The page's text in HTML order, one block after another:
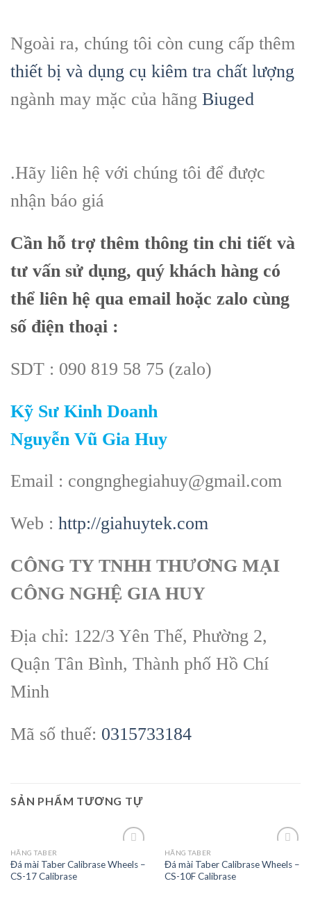
Ngoài ra, chúng tôi còn cung cấp thêm
thiết bị và dụng cụ kiêm tra chất lượng
ngành may mặc của hãng Biuged
.Hãy liên hệ với chúng tôi để được
nhận báo giá
Cần hỗ trợ thêm thông tin chi tiết và
tư vấn sử dụng, quý khách hàng có
thể liên hệ qua email hoặc zalo cùng
số điện thoại :
SDT : 090 819 58 75 (zalo)
Kỹ Sư Kinh Doanh
Nguyễn Vũ Gia Huy
Email : congnghegiahuy@gmail.com
Web : http://giahuytek.com
CÔNG TY TNHH THƯƠNG MẠI
CÔNG NGHỆ GIA HUY
Địa chỉ: 122/3 Yên Thế, Phường 2,
Quận Tân Bình, Thành phố Hồ Chí
Minh
Mã số thuế: 0315733184
SẢN PHẨM TƯƠNG TỰ
HÃNG TABER
Đá mài Taber Calibrase Wheels –
CS-17 Calibrase
HÃNG TABER
Đá mài Taber Calibrase Wheels –
CS-10F Calibrase